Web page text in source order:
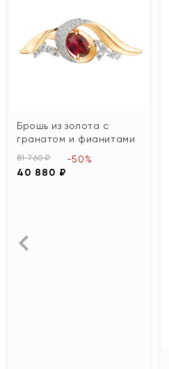
Брошь из золота с
гранатом и фианитами
81 760 ₽
40 880 ₽
-50%